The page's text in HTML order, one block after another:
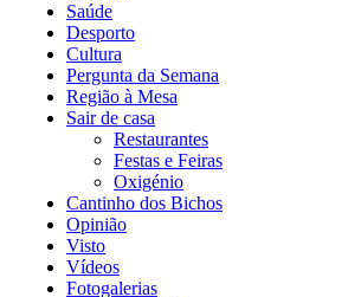
Saúde
Desporto
Cultura
Pergunta da Semana
Região à Mesa
Sair de casa
Restaurantes
Festas e Feiras
Oxigénio
Cantinho dos Bichos
Opinião
Visto
Vídeos
Fotogalerias